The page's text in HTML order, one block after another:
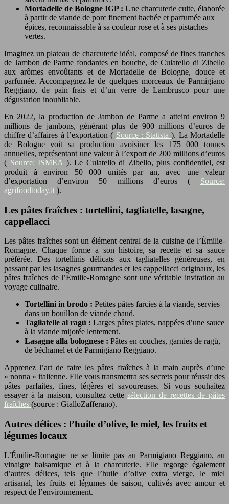
Mortadelle de Bologne IGP : Une charcuterie cuite, élaborée
à partir de viande de porc finement hachée et parfumée aux
épices, reconnaissable à sa couleur rose et à ses pistaches
vertes.
Imaginez un plateau de charcuterie idéal, composé de fines tranches
de Jambon de Parme fondantes en bouche, de Culatello di Zibello
aux arômes envoûtants et de Mortadelle de Bologne, douce et
parfumée. Accompagnez-le de quelques morceaux de Parmigiano
Reggiano, de pain frais et d’un verre de Lambrusco pour une
dégustation inoubliable.
En 2022, la production de Jambon de Parme a atteint environ 9
millions de jambons, générant plus de 900 millions d’euros de
chiffre d’affaires à l’exportation ( Source : Statista). La Mortadelle
de Bologne voit sa production avoisiner les 175 000 tonnes
annuelles, représentant une valeur à l’export de 200 millions d’euros
( Source: ISMEA ). Le Culatello di Zibello, plus confidentiel, est
produit à environ 50 000 unités par an, avec une valeur
d’exportation d’environ 50 millions d’euros ( Source:
agrifoodtoday.it ).
Les pâtes fraîches : tortellini, tagliatelle, lasagne,
cappellacci
Les pâtes fraîches sont un élément central de la cuisine de l’Émilie-
Romagne. Chaque forme a son histoire, sa recette et sa sauce
préférée. Des tortellinis délicats aux tagliatelles généreuses, en
passant par les lasagnes gourmandes et les cappellacci originaux, les
pâtes fraîches de l’Émilie-Romagne sont une véritable invitation au
voyage culinaire.
Tortellini in brodo : Petites pâtes farcies à la viande, servies
dans un bouillon de viande chaud.
Tagliatelle al ragù : Larges pâtes plates, nappées d’une sauce
à la viande mijotée lentement.
Lasagne alla bolognese : Pâtes en couches, garnies de ragù,
de béchamel et de Parmigiano Reggiano.
Apprenez l’art de faire les pâtes fraîches à la main auprès d’une
« nonna » italienne. Elle vous transmettra ses secrets pour réussir des
pâtes parfaites, fines, légères et savoureuses. Si vous souhaitez
essayer à la maison, consultez cettesélection de recettes de pâtes
fraîches (source : GialloZafferano).
Autres délices : l’huile d’olive, le miel, les fruits et
légumes locaux
L’Émilie-Romagne ne se limite pas au Parmigiano Reggiano, au
vinaigre balsamique et à la charcuterie. Elle regorge également
d’autres délices, tels que l’huile d’olive extra vierge, le miel
artisanal, les fruits et légumes de saison, cultivés avec amour et
respect de l’environnement.